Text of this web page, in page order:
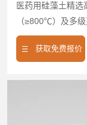
医药用硅藻土精
（≥800℃）及多
≥90%，孔径0.1-
70m²/g，满足注
99.9%，生物相容
获取免费报价